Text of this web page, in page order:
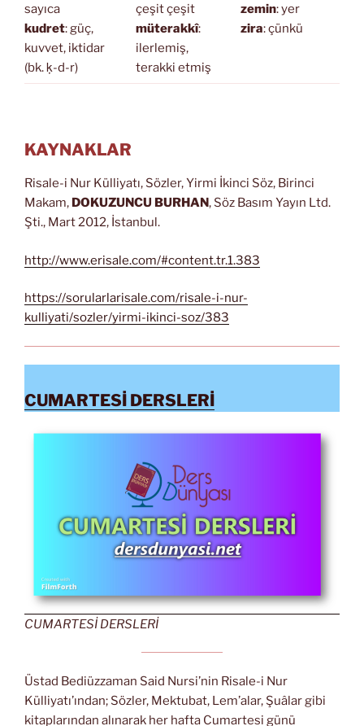
sayıca
kudret: güç,
kuvvet, iktidar
(bk. ḳ-d-r)
çeşit çeşit
müterakkî:
ilerlemiş,
terakki etmiş
zemin: yer
zira: çünkü
KAYNAKLAR
Risale-i Nur Külliyatı, Sözler, Yirmi İkinci Söz, Birinci
Makam, DOKUZUNCU BURHAN, Söz Basım Yayın Ltd.
Şti., Mart 2012, İstanbul.
http://www.erisale.com/#content.tr.1.383
https://sorularlarisale.com/risale-i-nur-
kulliyati/sozler/yirmi-ikinci-soz/383
CUMARTESİ DERSLERİ
CUMARTESİ DERSLERİ
Üstad Bediüzzaman Said Nursi’nin Risale-i Nur
Külliyatı’ından; Sözler, Mektubat, Lem’alar, Şuâlar gibi
kitaplarından alınarak her hafta Cumartesi günü